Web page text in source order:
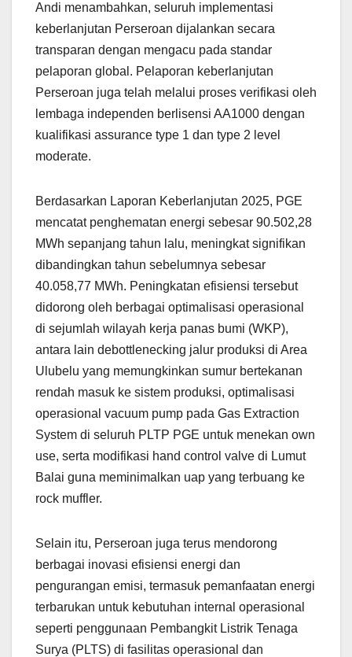
Andi menambahkan, seluruh implementasi
keberlanjutan Perseroan dijalankan secara
transparan dengan mengacu pada standar
pelaporan global. Pelaporan keberlanjutan
Perseroan juga telah melalui proses verifikasi oleh
lembaga independen berlisensi AA1000 dengan
kualifikasi assurance type 1 dan type 2 level
moderate.
Berdasarkan Laporan Keberlanjutan 2025, PGE
mencatat penghematan energi sebesar 90.502,28
MWh sepanjang tahun lalu, meningkat signifikan
dibandingkan tahun sebelumnya sebesar
40.058,77 MWh. Peningkatan efisiensi tersebut
didorong oleh berbagai optimalisasi operasional
di sejumlah wilayah kerja panas bumi (WKP),
antara lain debottlenecking jalur produksi di Area
Ulubelu yang memungkinkan sumur bertekanan
rendah masuk ke sistem produksi, optimalisasi
operasional vacuum pump pada Gas Extraction
System di seluruh PLTP PGE untuk menekan own
use, serta modifikasi hand control valve di Lumut
Balai guna meminimalkan uap yang terbuang ke
rock muffler.
Selain itu, Perseroan juga terus mendorong
berbagai inovasi efisiensi energi dan
pengurangan emisi, termasuk pemanfaatan energi
terbarukan untuk kebutuhan internal operasional
seperti penggunaan Pembangkit Listrik Tenaga
Surya (PLTS) di fasilitas operasional dan